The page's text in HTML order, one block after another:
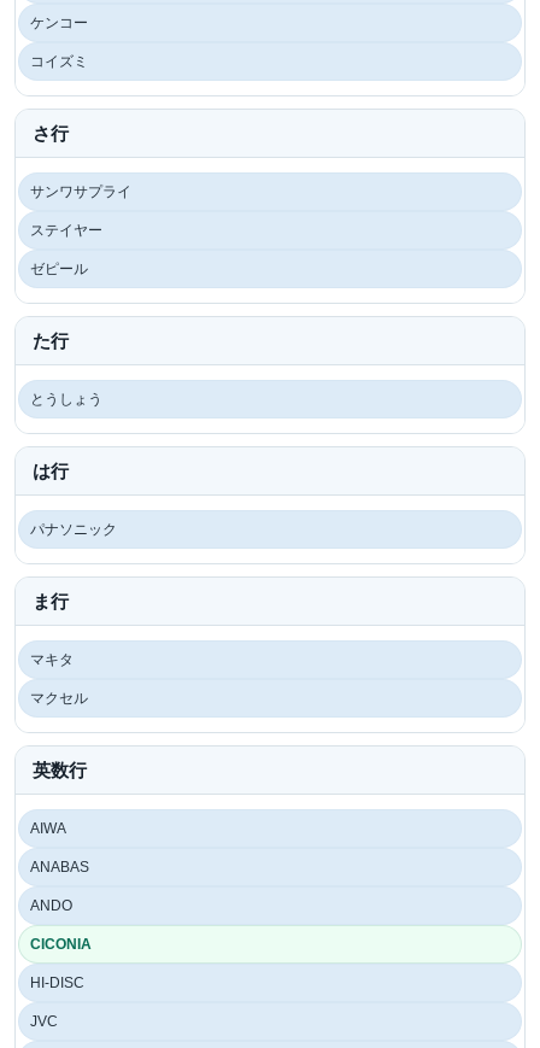
ケンコー
コイズミ
さ行
サンワサプライ
ステイヤー
ゼピール
た行
とうしょう
は行
パナソニック
ま行
マキタ
マクセル
英数行
AIWA
ANABAS
ANDO
CICONIA
HI-DISC
JVC